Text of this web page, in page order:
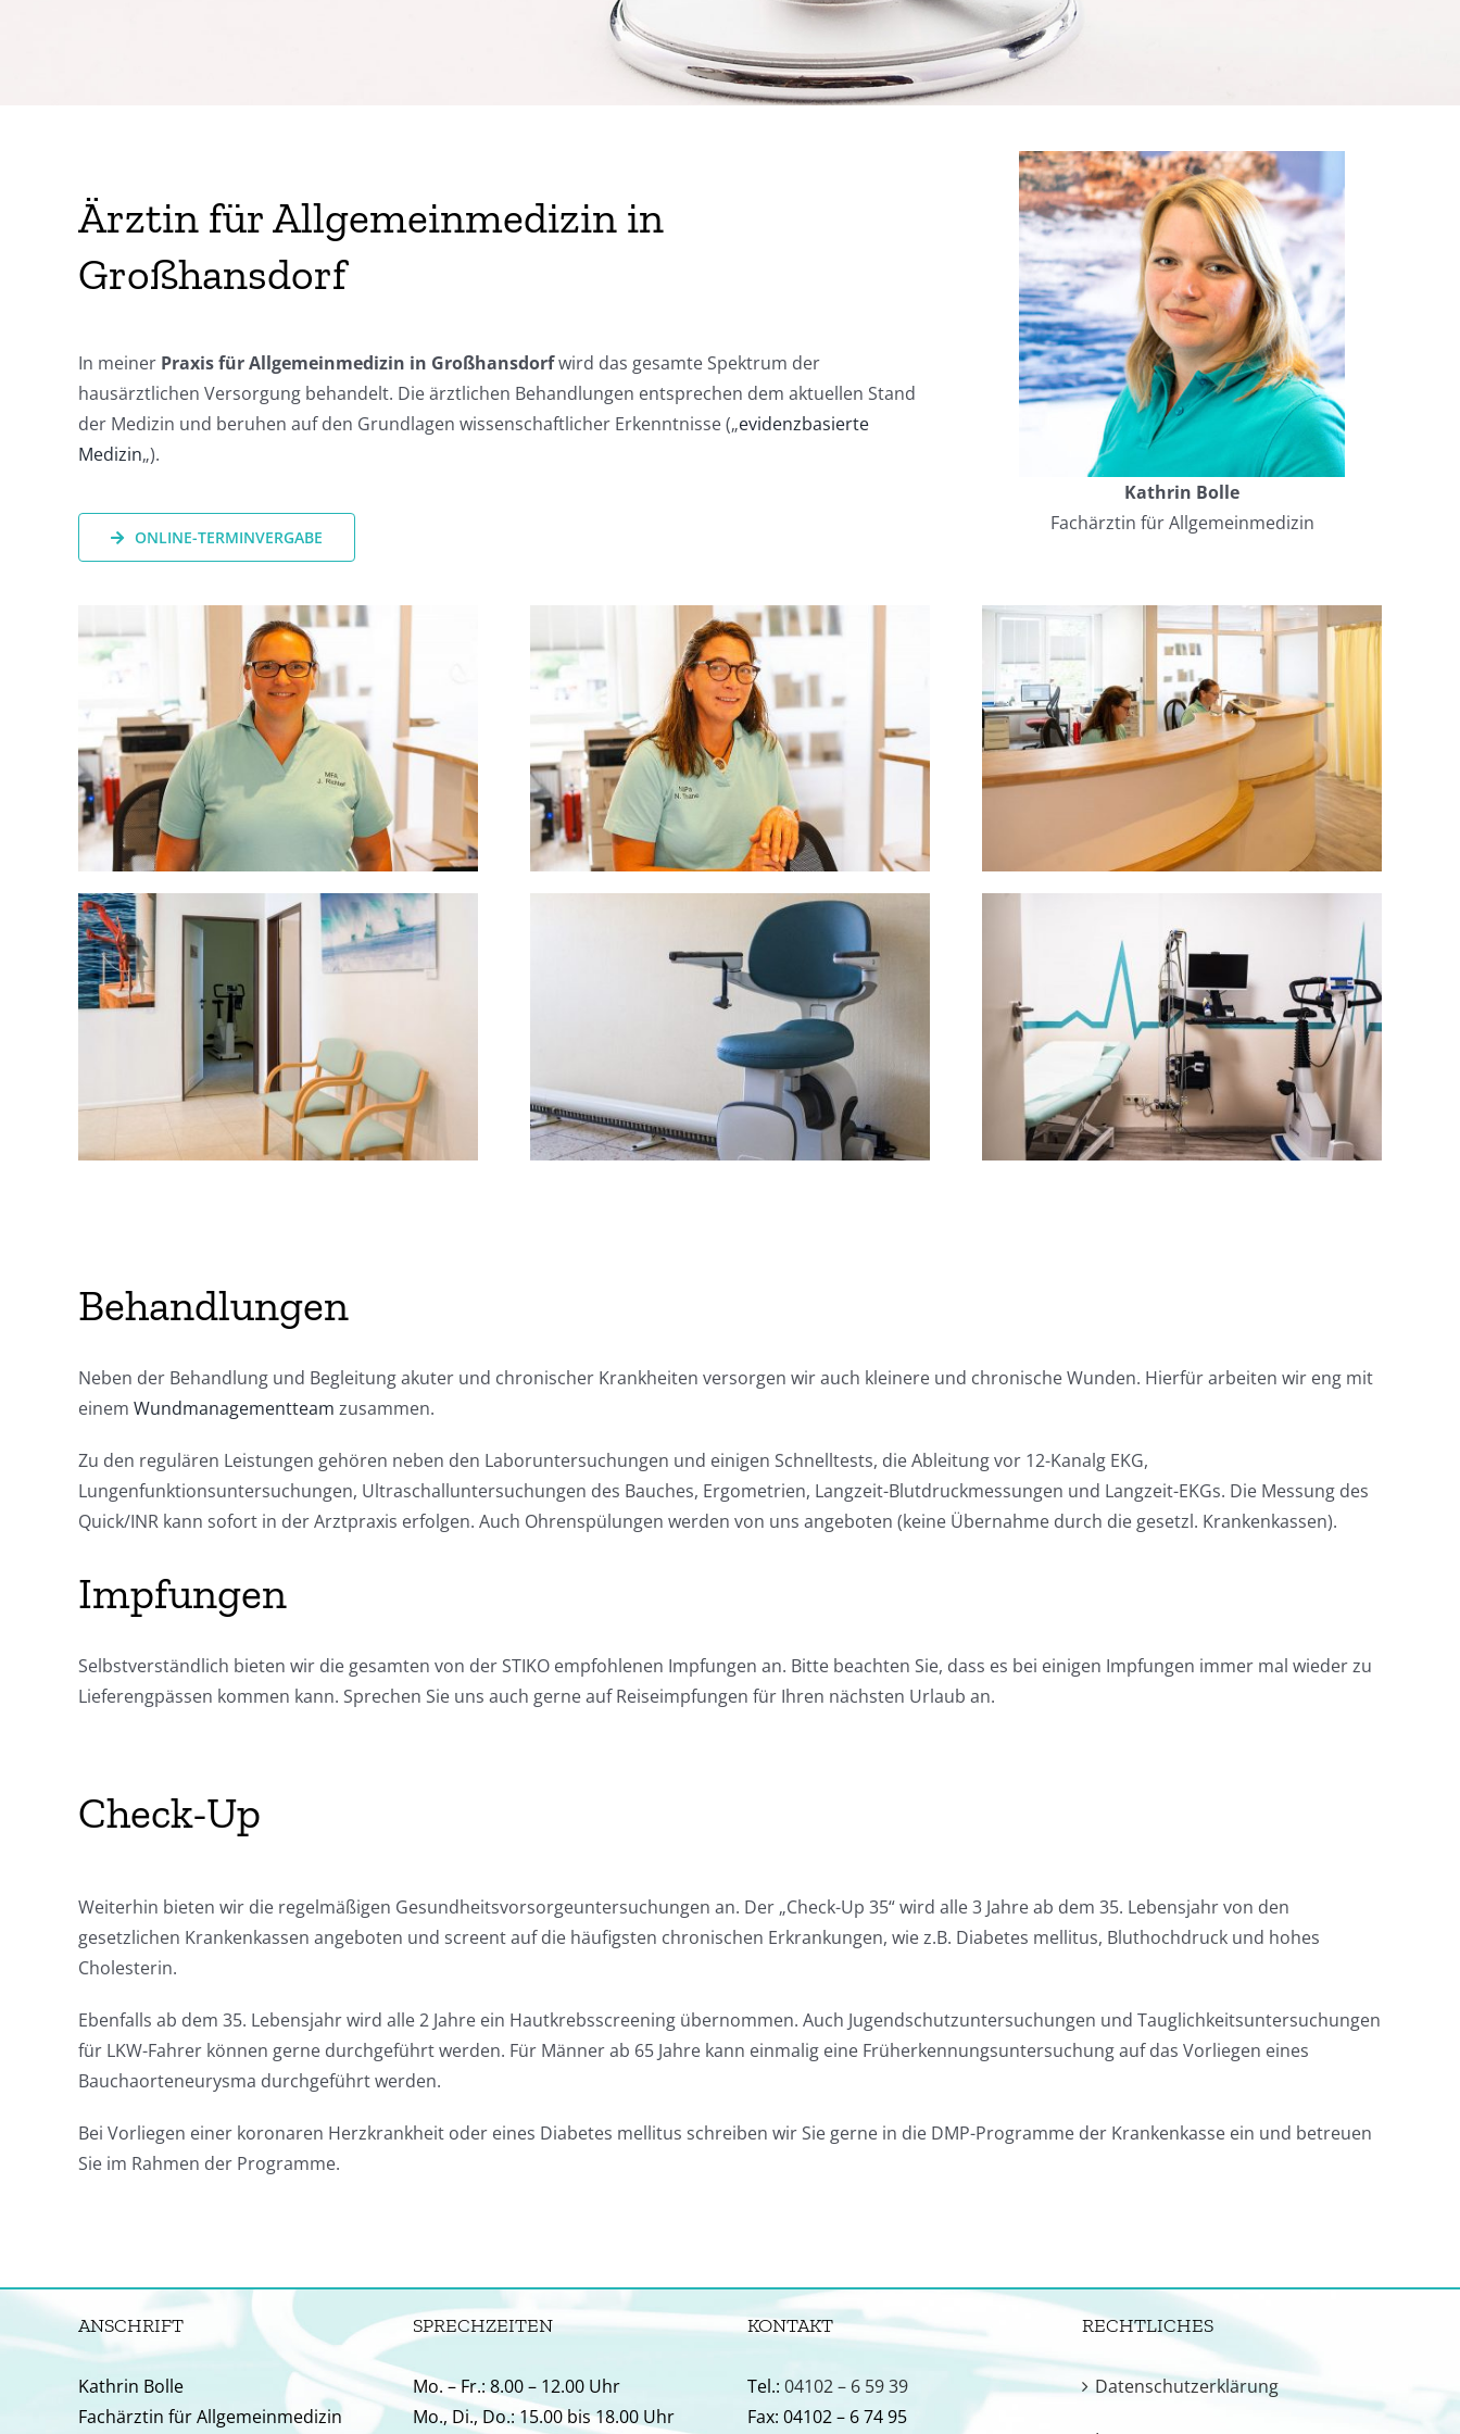
Ärztin für Allgemeinmedizin in
Großhansdorf
In meiner Praxis für Allgemeinmedizin in Großhansdorfwird das gesamte Spektrum der
hausärztlichen Versorgung behandelt. Die ärztlichen Behandlungen entsprechen dem aktuellen Stand
der Medizin und beruhen auf den Grundlagen wissenschaftlicher Erkenntnisse („evidenzbasierte
Medizin„).
ONLINE-TERMINVERGABE
Kathrin Bolle
Fachärztin für Allgemeinmedizin
Behandlungen
Neben der Behandlung und Begleitung akuter und chronischer Krankheiten versorgen wir auch kleinere und chronische Wunden. Hierfür arbeiten wir eng mit
einem Wundmanagementteam zusammen.
Zu den regulären Leistungen gehören neben den Laboruntersuchungen und einigen Schnelltests, die Ableitung vor 12-Kanalg EKG,
Lungenfunktionsuntersuchungen, Ultraschalluntersuchungen des Bauches, Ergometrien, Langzeit-Blutdruckmessungen und Langzeit-EKGs. Die Messung des
Quick/INR kann sofort in der Arztpraxis erfolgen. Auch Ohrenspülungen werden von uns angeboten (keine Übernahme durch die gesetzl. Krankenkassen).
Impfungen
Selbstverständlich bieten wir die gesamten von der STIKO empfohlenen Impfungen an. Bitte beachten Sie, dass es bei einigen Impfungen immer mal wieder zu
Lieferengpässen kommen kann. Sprechen Sie uns auch gerne auf Reiseimpfungen für Ihren nächsten Urlaub an.
Check-Up
Weiterhin bieten wir die regelmäßigen Gesundheitsvorsorgeuntersuchungen an. Der „Check-Up 35“ wird alle 3 Jahre ab dem 35. Lebensjahr von den
gesetzlichen Krankenkassen angeboten und screent auf die häufigsten chronischen Erkrankungen, wie z.B. Diabetes mellitus, Bluthochdruck und hohes
Cholesterin.
Ebenfalls ab dem 35. Lebensjahr wird alle 2 Jahre ein Hautkrebsscreening übernommen. Auch Jugendschutzuntersuchungen und Tauglichkeitsuntersuchungen
für LKW-Fahrer können gerne durchgeführt werden. Für Männer ab 65 Jahre kann einmalig eine Früherkennungsuntersuchung auf das Vorliegen eines
Bauchaorteneurysma durchgeführt werden.
Bei Vorliegen einer koronaren Herzkrankheit oder eines Diabetes mellitus schreiben wir Sie gerne in die DMP-Programme der Krankenkasse ein und betreuen
Sie im Rahmen der Programme.
ANSCHRIFT
Kathrin Bolle
Fachärztin für Allgemeinmedizin
SPRECHZEITEN
Mo. – Fr.: 8.00 – 12.00 Uhr
Mo., Di., Do.: 15.00 bis 18.00 Uhr
KONTAKT
Tel.: 04102 – 6 59 39
Fax: 04102 – 6 74 95
RECHTLICHES
Datenschutzerklärung